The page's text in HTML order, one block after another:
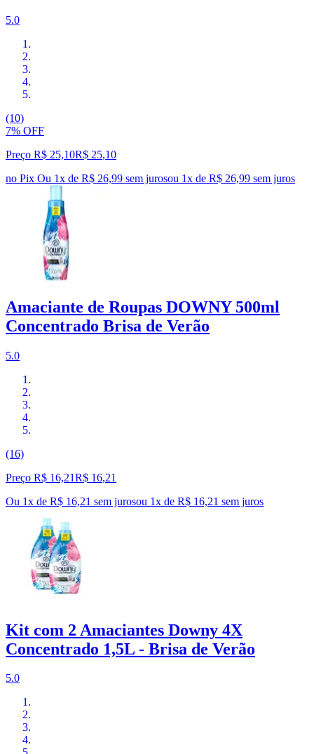
5.0
(10)
7% OFF
Preço R$ 25,10R$ 25,10
no Pix Ou 1x de R$ 26,99 sem jurosou 1x de R$ 26,99 sem juros
Amaciante de Roupas DOWNY 500ml
Concentrado Brisa de Verão
5.0
(16)
Preço R$ 16,21R$ 16,21
Ou 1x de R$ 16,21 sem jurosou 1x de R$ 16,21 sem juros
Kit com 2 Amaciantes Downy 4X
Concentrado 1,5L - Brisa de Verão
5.0